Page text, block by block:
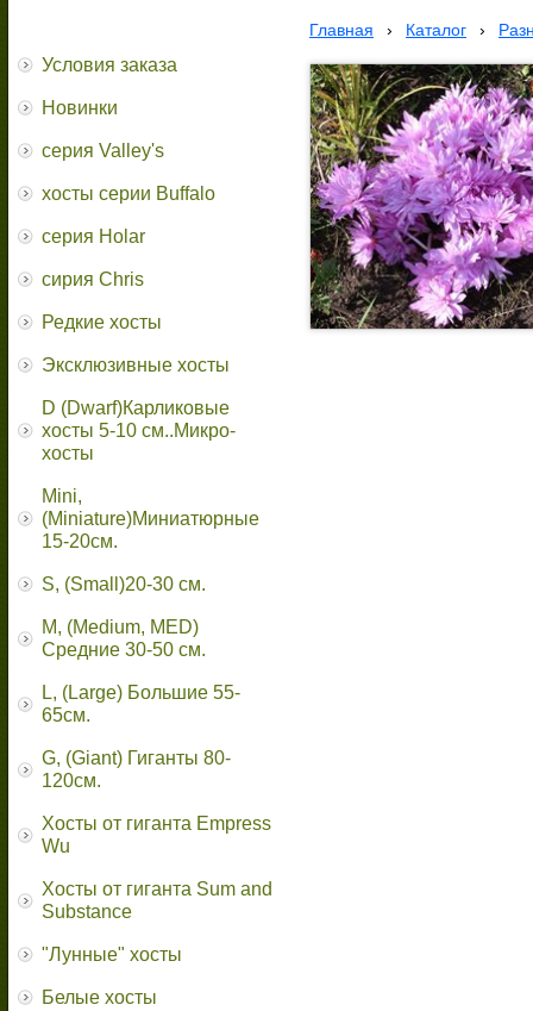
Условия заказа
Новинки
серия Valley's
хосты серии Buffalo
серия Holar
сирия Chris
Редкие хосты
Эксклюзивные хосты
D (Dwarf)Карликовые
хосты 5-10 см..Микро-
хосты
Mini,
(Miniature)Миниатюрные
15-20см.
S, (Small)20-30 см.
M, (Medium, MED)
Средние 30-50 см.
L, (Large) Большие 55-
65cм.
G, (Giant) Гиганты 80-
120см.
Хосты от гиганта Empress
Wu
Хосты от гиганта Sum and
Substance
"Лунные" хосты
Белые хосты
Главная › Каталог ›